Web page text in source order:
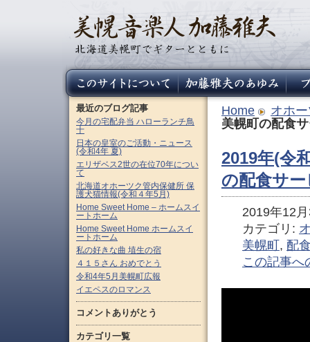
Home
オホ
美幌町の配食
2019年(令
の配食サ
2019年12
カテゴリ:
美幌町 , 配
この記事へ
最近のブログ記事
今月の宅配弁当 ハローランチ鳥
十
日本の皇室のご活動・ニュース
(令和4年 夏)
エリザベス2世の在位70年につい
て
北海道オホーツク管内保健所 保
護犬猫情報(令和４年5月)
Home Sweet Home – ホームスイ
ートホーム
Home Sweet Home ホームスイ
ートホーム
私の好きな曲 埴生の宿
４１５さん おめでとう
令和4年5月美幌町広報
イエペスのロマンス
コメントありがとう
カテゴリ一覧